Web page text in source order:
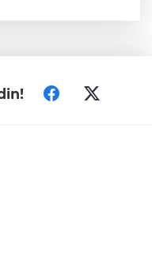
arasında 'hava'da
kapasitesi artırıldı